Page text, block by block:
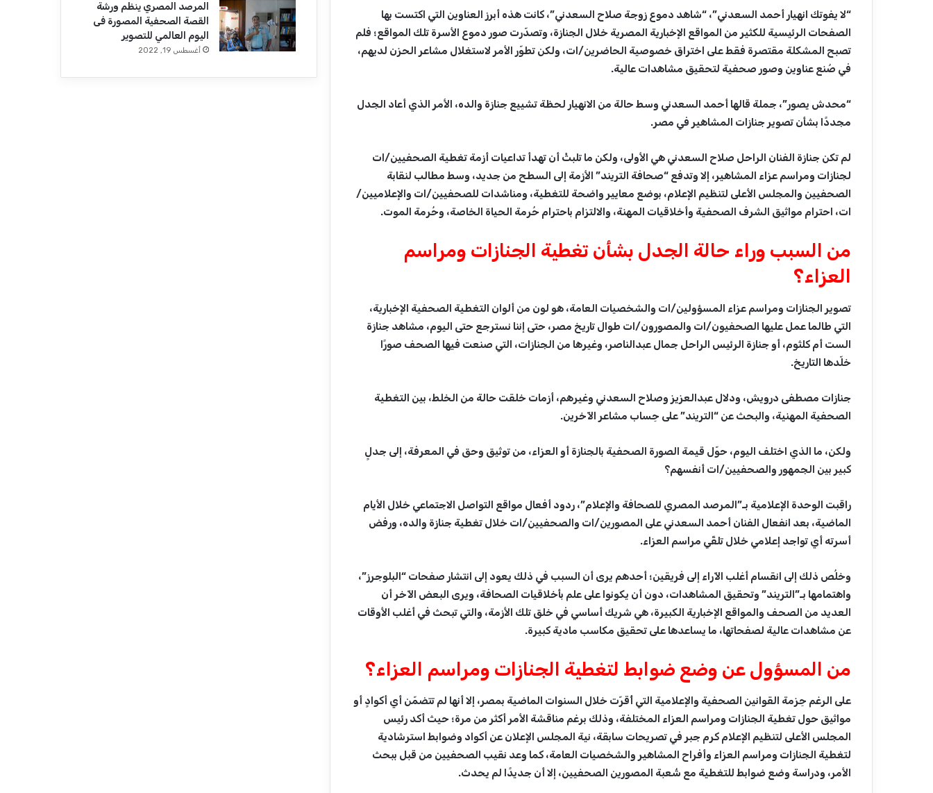
“لا يفوتك انهيار أحمد السعدني”، “شاهد دموع زوجة صلاح السعدني”، كانت هذه أبرز العناوين التي اكتست بها
الصفحات الرئيسية للكثير من المواقع الإخبارية المصرية خلال الجنازة، وتصدّرت صور دموع الأسرة تلك المواقع؛ فلم
تصبح المشكلة مقتصرة فقط على اختراق خصوصية الحاضرين/ات، ولكن تطوّر الأمر لاستغلال مشاعر الحزن لديهم،
في صُنع عناوين وصور صحفية لتحقيق مشاهدات عالية.
“محدش يصور”، جملة قالها أحمد السعدني وسط حالة من الانهيار لحظة تشييع جنازة والده، الأمر الذي أعاد الجدل
مجددًا بشأن تصوير جنازات المشاهير في مصر.
لم تكن جنازة الفنان الراحل صلاح السعدني هي الأولى، ولكن ما تلبثْ أن تهدأ تداعيات أزمة تغطية الصحفيين/ات
لجنازات ومراسم عزاء المشاهير، إلا وتدفع “صحافة التريند” الأزمة إلى السطح من جديد، وسط مطالب لنقابة
الصحفيين والمجلس الأعلى لتنظيم الإعلام، بوضع معايير واضحة للتغطية، ومناشدات للصحفيين/ات والإعلاميين/
ات، احترام مواثيق الشرف الصحفية وأخلاقيات المهنة، والالتزام باحترام حُرمة الحياة الخاصة، وحُرمة الموت.
من السبب وراء حالة الجدل بشأن تغطية الجنازات ومراسم
العزاء؟
تصوير الجنازات ومراسم عزاء المسؤولين/ات والشخصيات العامة، هو لون من ألوان التغطية الصحفية الإخبارية،
التي طالما عمل عليها الصحفيون/ات والمصورون/ات طوال تاريخ مصر، حتى إننا نسترجع حتى اليوم، مشاهد جنازة
الست أم كلثوم، أو جنازة الرئيس الراحل جمال عبدالناصر، وغيرها من الجنازات، التي صنعت فيها الصحف صورًا
خلّدها التاريخ.
جنازات مصطفى درويش، ودلال عبدالعزيز وصلاح السعدني وغيرهم، أزمات خلقت حالة من الخلط، بين التغطية
الصحفية المهنية، والبحث عن “التريند” على حِساب مشاعر الآخرين.
ولكن، ما الذي اختلف اليوم، حوّل قيمة الصورة الصحفية بالجنازة أو العزاء، من توثيق وحق في المعرفة، إلى جدلٍ
كبير بين الجمهور والصحفيين/ات أنفسهم؟
راقبت الوحدة الإعلامية بـ”المرصد المصري للصحافة والإعلام”، ردود أفعال مواقع التواصل الاجتماعي خلال الأيام
الماضية، بعد انفعال الفنان أحمد السعدني على المصورين/ات والصحفيين/ات خلال تغطية جنازة والده، ورفض
أسرته أي تواجد إعلامي خلال تلقّي مراسم العزاء.
وخلُص ذلك إلى انقسام أغلب الآراء إلى فريقين؛ أحدهم يرى أن السبب في ذلك يعود إلى انتشار صفحات “البلوجرز”،
واهتمامها بـ”التريند” وتحقيق المشاهدات، دون أن يكونوا على علم بأخلاقيات الصحافة، ويرى البعض الآخر أن
العديد من الصحف والمواقع الإخبارية الكبيرة، هي شريك أساسي في خلق تلك الأزمة، والتي تبحث في أغلب الأوقات
عن مشاهدات عالية لصفحاتها، ما يساعدها على تحقيق مكاسب مادية كبيرة.
من المسؤول عن وضع ضوابط لتغطية الجنازات ومراسم العزاء؟
على الرغم حِزمة القوانين الصحفية والإعلامية التي أُقرّت خلال السنوات الماضية بمصر، إلا أنها لم تتضمّن أي أكوادٍ أو
مواثيق حول تغطية الجنازات ومراسم العزاء المختلفة، وذلك برغم مناقشة الأمر أكثر من مرة؛ حيث أكد رئيس
المجلس الأعلى لتنظيم الإعلام كرم جبر في تصريحات سابقة، نية المجلس الإعلان عن أكواد وضوابط استرشادية
لتغطية الجنازات ومراسم العزاء وأفراح المشاهير والشخصيات العامة، كما وعد نقيب الصحفيين من قبل ببحث
الأمر، ودراسة وضع ضوابط للتغطية مع شُعبة المصورين الصحفيين، إلا أن جديدًا لم يحدث.
المرصد المصري ينظم ورشة
القصة الصحفية المصورة فى
اليوم العالمي للتصوير
أغسطس 19, 2022